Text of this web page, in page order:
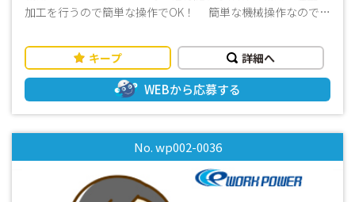
加工を行うので簡単な操作でOK！ 簡単な機械操作なので未
の軽金属部品なので作業負担はそれほど大きくありません♪
≪おすすめポイント！≫ ・交替勤務×ほどよい残業もあっ
てしっかり稼ぐことができます！ ・ロッカー完備！持ち物
が多い方にもぴったり☆ ・休憩時間には指定場所にて喫煙
できます☆ ・製造経験がなくても、丁寧な指導があるので
しっかり作業を覚えることができます☆ ・20代～60代の幅
広い世代の男女スタッフが多数活躍中です！ ・奥州市内の
ほか、一関市からの通勤も可能です！ ≪その他≫ ・長期で働
ける方歓迎 ・経験・資格は問わず、幅広い年代の方が活躍中
キープ 詳細へ
WEBから応募する
No. wp002-0036